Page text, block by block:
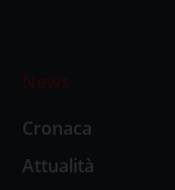
News
Cronaca
Attualità